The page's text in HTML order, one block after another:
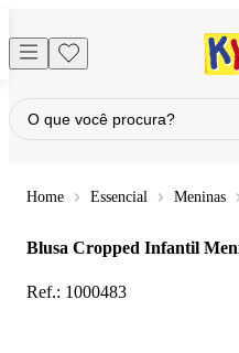
Essencial Meninas
Blusa Cropped Infantil
Ref.: 1000483